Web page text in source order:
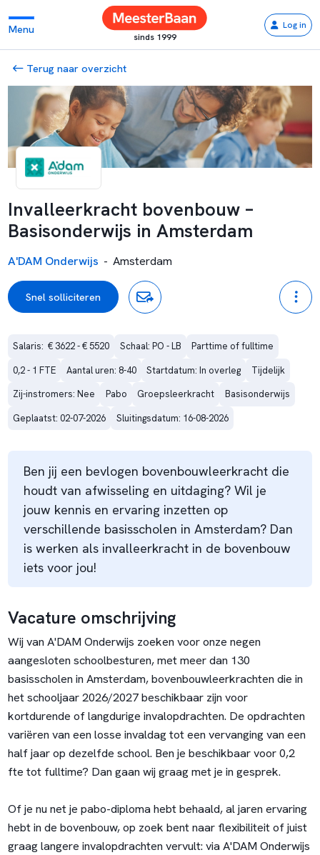
Menu
sinds 1999
Log in
Terug naar overzicht
Invalleerkracht bovenbouw –
Basisonderwijs in Amsterdam
A'DAM Onderwijs - Amsterdam
Snel solliciteren
Salaris:  € 3622 - € 5520 Schaal: PO - LB
Parttime of fulltime
0,2 - 1 FTE
Aantal uren: 8-40 Startdatum: In overleg
Tijdelijk
Zij-instromers: Nee
Pabo Groepsleerkracht
Basisonderwijs
Geplaatst: 02-07-2026
Sluitingsdatum: 16-08-2026
Ben jij een bevlogen bovenbouwleerkracht die
houdt van afwisseling en uitdaging? Wil je
jouw kennis en ervaring inzetten op
verschillende basisscholen in Amsterdam? Dan
is werken als invalleerkracht in de bovenbouw
iets voor jou!
Vacature omschrijving
Wij van A'DAM Onderwijs zoeken voor onze negen
aangesloten schoolbesturen, met meer dan 130
basisscholen in Amsterdam, bovenbouwleerkrachten die in
het schooljaar 2026/2027 beschikbaar zijn voor
kortdurende of langdurige invalopdrachten. De opdrachten
variëren van een losse invaldag tot een vervanging van een
half jaar op dezelfde school. Ben je beschikbaar voor 0,2
fte tot fulltime? Dan gaan wij graag met je in gesprek.
Of je nu net je pabo-diploma hebt behaald, al jaren ervaring
hebt in de bovenbouw, op zoek bent naar flexibiliteit of juist
graag langere invalopdrachten vervult: via A'DAM Onderwijs